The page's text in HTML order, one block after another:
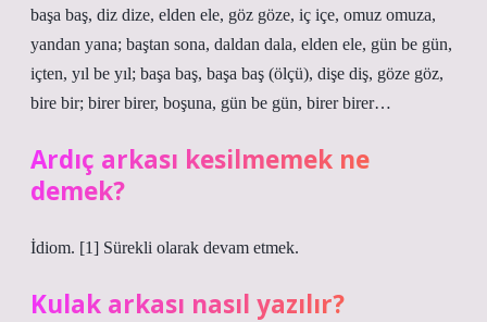
başa baş, diz dize, elden ele, göz göze, iç içe, omuz omuza,
yandan yana; baştan sona, daldan dala, elden ele, gün be gün,
içten, yıl be yıl; başa baş, başa baş (ölçü), dişe diş, göze göz,
bire bir; birer birer, boşuna, gün be gün, birer birer…
Ardıç arkası kesilmemek ne
demek?
İdiom. [1] Sürekli olarak devam etmek.
Kulak arkası nasıl yazılır?